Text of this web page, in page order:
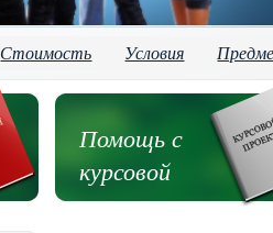
Стоимость Условия
Помощь с
курсовой